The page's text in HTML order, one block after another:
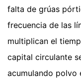
falta de grúas
frecuencia de las
multiplican el
capital circulante
acumulando polvo